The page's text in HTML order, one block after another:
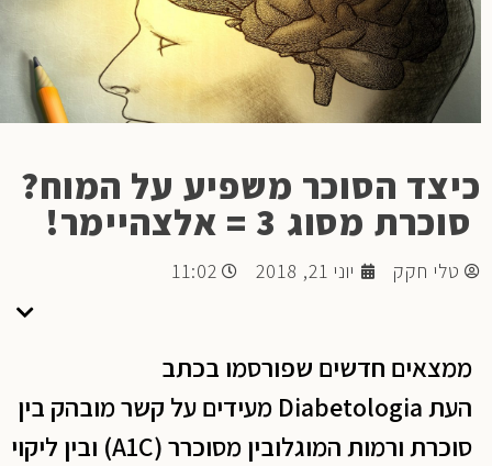
כיצד הסוכר משפיע על המוח?
סוכרת מסוג 3 = אלצהיימר!
טלי חקק יוני 21, 2018 11:02
ממצאים חדשים שפורסמו בכתב
העת Diabetologia מעידים על קשר מובהק בין
סוכרת ורמות המוגלובין מסוכרר (A1C) ובין ליקוי